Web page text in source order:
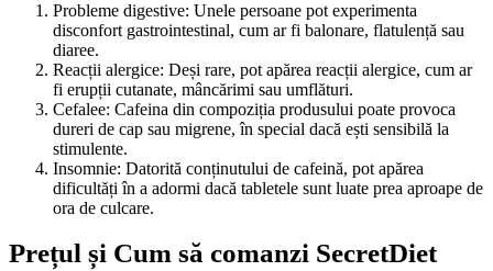
Probleme digestive: Unele persoane pot experimenta
disconfort gastrointestinal, cum ar fi balonare, flatulență sau
diaree.
Reacții alergice: Deși rare, pot apărea reacții alergice, cum ar
fi erupții cutanate, mâncărimi sau umflături.
Cefalee: Cafeina din compoziția produsului poate provoca
dureri de cap sau migrene, în special dacă ești sensibilă la
stimulente.
Insomnie: Datorită conținutului de cafeină, pot apărea
dificultăți în a adormi dacă tabletele sunt luate prea aproape de
ora de culcare.
Prețul și Cum să comanzi SecretDiet